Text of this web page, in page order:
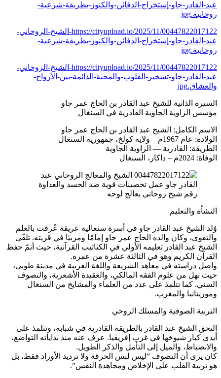
عبد-القادر-جاو-إستخراج-الدفائن-والكنوز-بطريقة-شرعية-
روحانية.jpg
https://cityupload.io/2025/11/00447822017122-الشيخ-الروحاني-
عبد-القادر-جاو-إستخراج-الدفائن-والكنوز-بطريقة-شرعية-
روحانية.jpg
https://cityupload.io/2025/11/00447822017122-الشيخ-الروحاني-
عبد-القادر-جاو-تسخير-القلوب-والمحبة-الدائمة-بين-الأزواج-
والعشاق.jpg
السيرة الذاتية للشيخ عبد القادر بن الحاج عمر جاو
مؤسس الزاوية الجاوية القادرية في السنغال
الاسم الكامل: الشيخ عبد القادر بن الحاج عمر جاو
الولادة: عام 1967م – ولاية كولخ، جمهورية السنغال
الطريقة: القادرية — الزاوية الجاوية
الوفاة: 2024م – داكار، السنغال
رقم شيخ روحاني يعالج لوجه
النشأة والتعليم
وُلد الشيخ عبد القادر جاو في أسرة سنغالية عريقة عُرفت بالعلم
والتقوى، وكان والده الحاج عمر جاو إمامًا ومربيًا في قريته. تلقّى
الشيخ عبد القادر تعليمه الأولي في الكتاتيب القرآنية، حيث أتمّ حفظ
القرآن الكريم وهو في الثالثة عشرة من عمره.
واصل دراسته في معاهد الشريعة واللغة العربية في مدينة طوبى،
حيث نهل من علوم الفقه المالكي، والعقيدة الأشعرية، والتصوف
السني. كما تتلمذ على عدد من العلماء والمشايخ من السنغال
وموريتانيا والمغرب.
التربية الصوفية والمسلك الروحي
التحق الشيخ عبد القادر بالطريقة القادرية في شبابه، وتتلمذ على
أيدي كبار شيوخها في غرب إفريقيا. عرف عنه منذ بداياته التواضع،
والانضباط، والميل إلى التأمل والذكر الطويل.
كان يرى أن التصوف “ليس لبس الخرقة ولا ترديد الأوراد فقط، بل
هو تربية القلب على الإخلاص ومجاهدة النفس”.